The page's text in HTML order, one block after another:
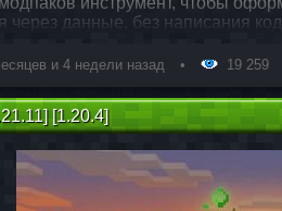
через данные, без написания
и 4 недели назад 19 259
[1.20.4]